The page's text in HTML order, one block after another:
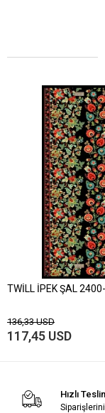
TWİLL İPEK ŞAL
136,33 USD
117,45 USD
Hızlı